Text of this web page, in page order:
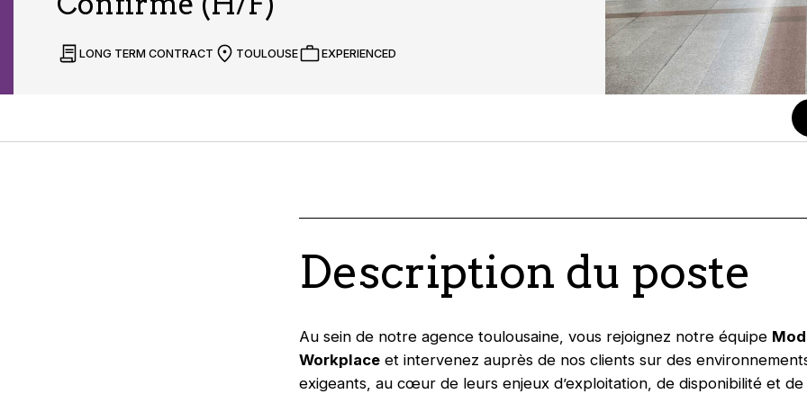
LONG TERM CONTRACT TOULOUSE EXPERIENCED
Description du poste
Au sein de notre agence toulousaine, vous rejoignez notre équipe
Workplaceet intervenez auprès de nos clients sur des
exigeants, au cœur de leurs enjeux d’exploitation, de disponibilité et